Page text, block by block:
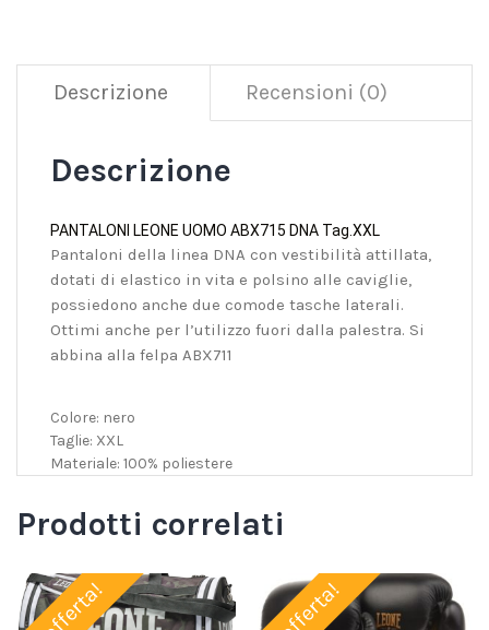
Descrizione Recensioni (0)
Descrizione
PANTALONI LEONE UOMO ABX715 DNA Tag.XXL
Pantaloni della linea DNA con vestibilità attillata,
dotati di elastico in vita e polsino alle caviglie,
possiedono anche due comode tasche laterali.
Ottimi anche per l’utilizzo fuori dalla palestra. Si
abbina alla felpa ABX711
Colore: nero
Taglie: XXL
Materiale: 100% poliestere
Prodotti correlati